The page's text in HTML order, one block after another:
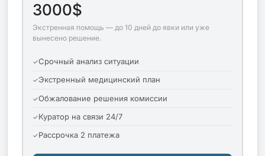
3000$
Экстренная помощь — до 10 дней до явки или уже
вынесено решение.
Срочный анализ ситуации
Экстренный медицинский план
Обжалование решения комиссии
Куратор на связи 24/7
Рассрочка 2 платежа